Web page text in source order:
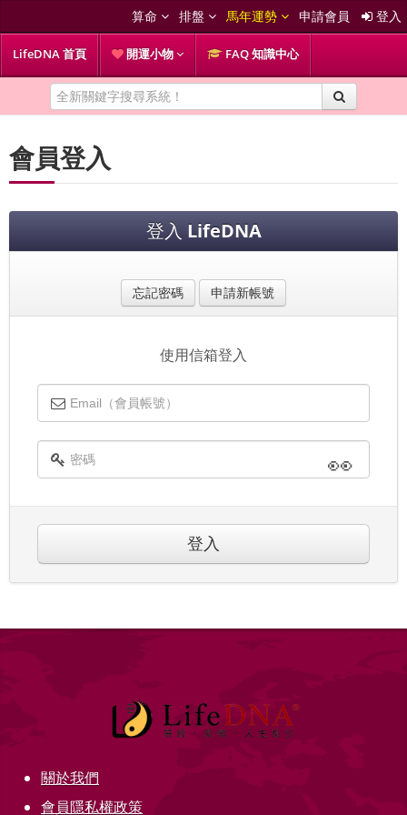
算命 排盤 馬年運勢 申請會員 登入
LifeDNA 首頁 開運小物 FAQ 知識中心
會員登入
登入 LifeDNA
忘記密碼 申請新帳號
使用信箱登入
👀
登入
關於我們
會員隱私權政策